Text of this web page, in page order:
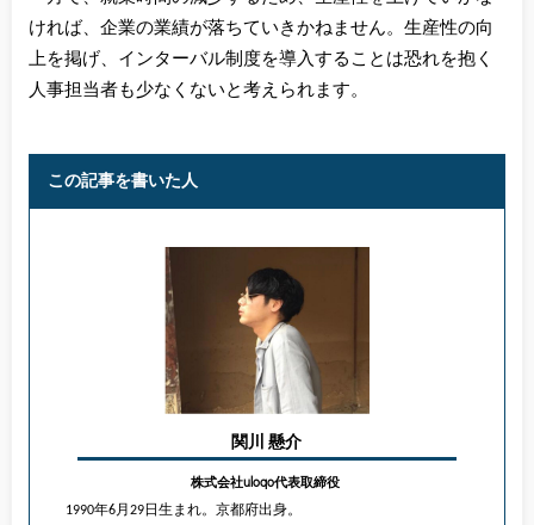
ければ、企業の業績が落ちていきかねません。生産性の向
上を掲げ、インターバル制度を導入することは恐れを抱く
人事担当者も少なくないと考えられます。
この記事を書いた人
関川 懸介
株式会社uloqo代表取締役
1990年6月29日生まれ。京都府出身。